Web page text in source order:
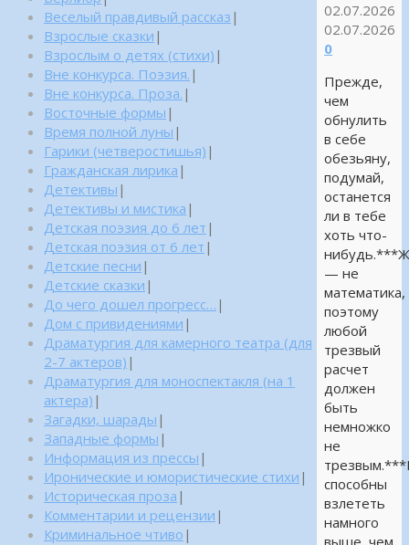
02.07.2026
02.07.2026
0
Прежде,
чем
обнулить
в себе
обезьяну,
подумай,
останется
ли в тебе
хоть что-
— не
математика,
поэтому
любой
трезвый
расчет
должен
быть
немножко
не
способны
взлететь
намного
выше, чем
Веселый правдивый рассказ |
Взрослые сказки |
Взрослым о детях (стихи) |
Вне конкурса. Поэзия. |
Вне конкурса. Проза. |
Восточные формы |
Время полной луны |
Гарики (четверостишья) |
Гражданская лирика |
Детективы |
Детективы и мистика |
Детская поэзия до 6 лет |
Детская поэзия от 6 лет |
Детские песни |
Детские сказки |
До чего дошел прогресс… |
Дом с привидениями |
Драматургия для камерного театра (для
2-7 актеров) |
Драматургия для моноспектакля (на 1
актера) |
Загадки, шарады |
Западные формы |
Информация из прессы |
Иронические и юмористические стихи |
Историческая проза |
Комментарии и рецензии |
Криминальное чтиво |